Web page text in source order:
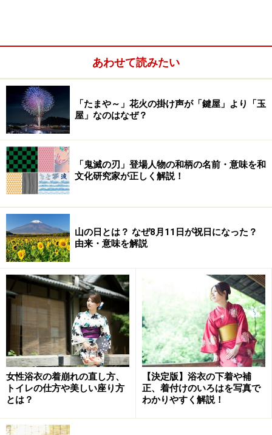
掃除をすることは、掃き出す・払うことに通じる
年神様を追い出し、福を払ってしまうことになります。
そんなことになったら大変なので、掃除をしてはいけな
いと言われるようになりました。
年始に掃除を控えるためにも、年末にしっかり大掃除を
しておくとよいでしょう。
洗い物、火や刃物の使用、喧嘩…他にもこ
んな言い伝えが
掃除のほかにも、
・洗い物・洗濯をしてはいけない（福を洗い流してしま
うから）
・火を使って煮焚きをしてはいけない（灰汁＝悪を出し
てしまうから。かまどの神様に休んでいただきたいか
ら）
あわせて読みたい
「たまや～」花火の掛け声が「鍵屋」より「玉
屋」なのはなぜ？
「鬼滅の刃」登場人物の和柄の名前・意味を和
文化研究家が正しく解説！
山の日とは？ なぜ8月11日が祝日になった？
由来・意味を解説
女性浴衣の着崩れの直し方、
トイレの仕方や美しい座り方
とは？
【決定版】浴衣の下着や補
正、着付けのいろはを写真で
わかりやすく解説！